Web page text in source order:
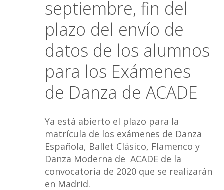
septiembre, fin del
plazo del envío de
datos de los alumnos
para los Exámenes
de Danza de ACADE
Ya está abierto el plazo para la
matrícula de los exámenes de Danza
Española, Ballet Clásico, Flamenco y
Danza Moderna de ACADE de la
convocatoria de 2020 que se realizarán
en Madrid.